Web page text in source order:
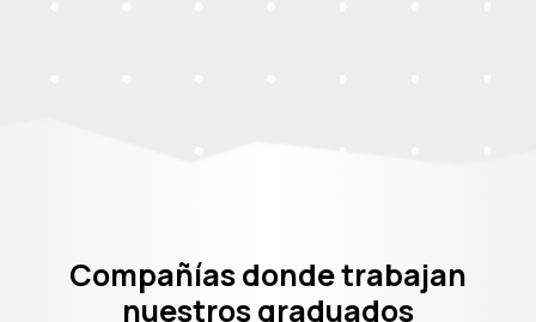
Compañías donde trabajan
nuestros graduados